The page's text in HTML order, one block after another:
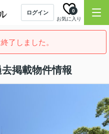
ログイン
お気に入り
0
了しました。
掲載物件情報